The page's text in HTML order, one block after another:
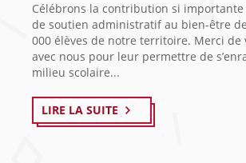
Célébrons la contribution si
de soutien administratif au bien-être
000 élèves de notre territoire. Merci de
avec nous pour leur permettre de
milieu scolaire...
LIRE LA SUITE